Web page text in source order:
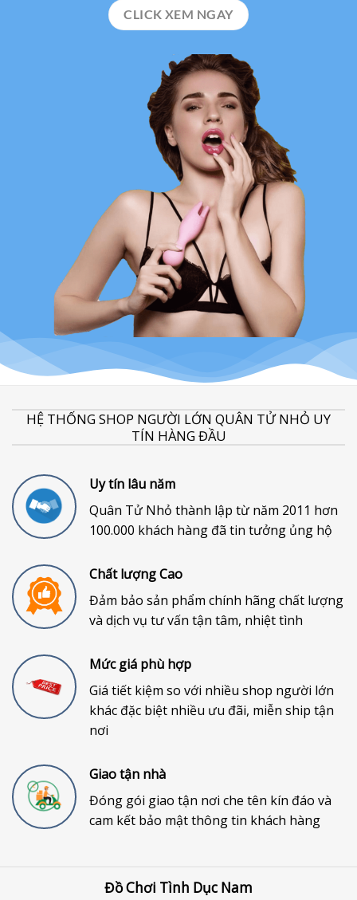
CLICK XEM NGAY
HỆ THỐNG SHOP NGƯỜI LỚN QUÂN TỬ NHỎ UY
TÍN HÀNG ĐẦU
Uy tín lâu năm
Quân Tử Nhỏ thành lập từ năm 2011 hơn
100.000 khách hàng đã tin tưởng ủng hộ
Chất lượng Cao
Đảm bảo sản phẩm chính hãng chất lượng
và dịch vụ tư vấn tận tâm, nhiệt tình
Mức giá phù hợp
Giá tiết kiệm so với nhiều shop người lớn
khác đặc biệt nhiều ưu đãi, miễn ship tận
nơi
Giao tận nhà
Đóng gói giao tận nơi che tên kín đáo và
cam kết bảo mật thông tin khách hàng
Đồ Chơi Tình Dục Nam